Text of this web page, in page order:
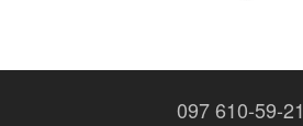
097 610-59-21